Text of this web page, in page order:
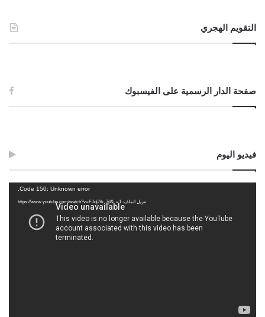
التقويم الهجري
صفحة الدار الرسمية على الفيسبوك
فيديو اليوم
Code 150: Unknown error.
تنزيل الملف: https://www.youtube.com/watch?v=FJdj7tk_7jI&_=1